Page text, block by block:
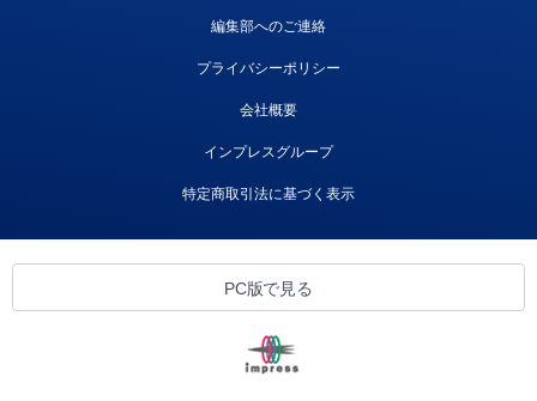
編集部へのご連絡
プライバシーポリシー
会社概要
インプレスグループ
特定商取引法に基づく表示
PC版で見る